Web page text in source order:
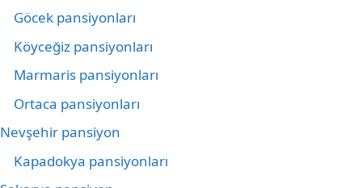
Göcek pansiyonları
Köyceğiz pansiyonları
Marmaris pansiyonları
Ortaca pansiyonları
Nevşehir pansiyon
Kapadokya pansiyonları